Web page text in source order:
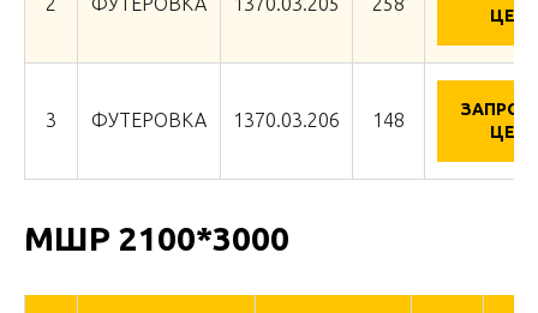
ЦЕНУ
3 ФУТЕРОВКА 1370.03.206 148
ЦЕНУ
МШР 2100*3000